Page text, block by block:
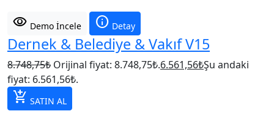
visibility Demo İncele info Detay
Dernek & Belediye & Vakıf V15
8.748,75₺ Orijinal fiyat: 8.748,75₺.6.561,56₺Şu andaki
fiyat: 6.561,56₺.
add_shopping_cart SATIN AL